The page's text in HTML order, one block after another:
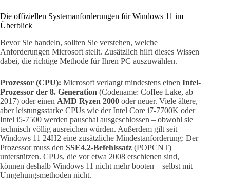
Die offiziellen Systemanforderungen für Windows 11 im
Überblick
Bevor Sie handeln, sollten Sie verstehen, welche
Anforderungen Microsoft stellt. Zusätzlich hilft dieses Wissen
dabei, die richtige Methode für Ihren PC auszuwählen.
Prozessor (CPU): Microsoft verlangt mindestens einen Intel-
Prozessor der 8. Generation (Codename: Coffee Lake, ab
2017) oder einen AMD Ryzen 2000 oder neuer. Viele ältere,
aber leistungsstarke CPUs wie der Intel Core i7-7700K oder
Intel i5-7500 werden pauschal ausgeschlossen – obwohl sie
technisch völlig ausreichen würden. Außerdem gilt seit
Windows 11 24H2 eine zusätzliche Mindestanforderung: Der
Prozessor muss den SSE4.2-Befehlssatz (POPCNT)
unterstützen. CPUs, die vor etwa 2008 erschienen sind,
können deshalb Windows 11 nicht mehr booten – selbst mit
Umgehungsmethoden nicht.